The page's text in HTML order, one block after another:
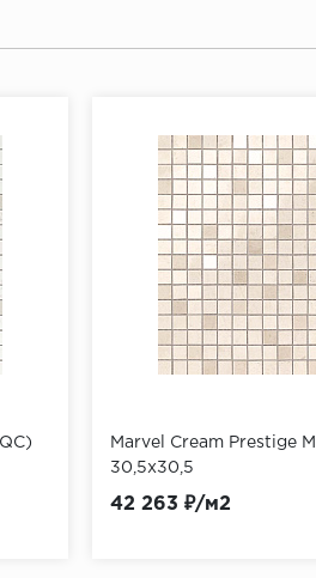
Marvel Cream Prestige
30,5x30,5
42 263 ₽/м2